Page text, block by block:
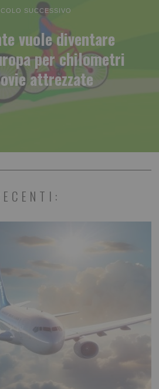
SUCCESSIVO
vuole diventare
per chilometri
attrezzate